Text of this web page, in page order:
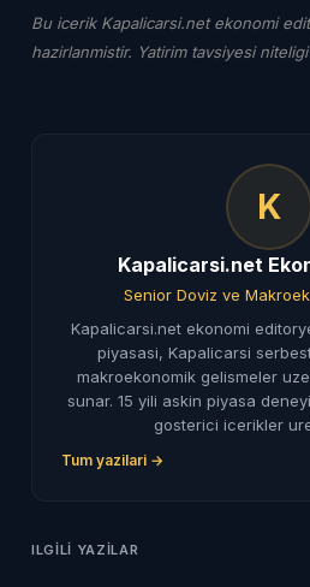
Bu icerik Kapalicarsi.net ekonomi
hazirlanmistir. Yatirim tavsiyesi
K
Kapalicarsi.net
Senior Doviz ve
Kapalicarsi.net ekonomi
piyasasi, Kapalicarsi
makroekonomik gelismeler
sunar. 15 yili askin piyasa
gosterici icerikler
Tum yazilari →
ILGILI YAZILAR